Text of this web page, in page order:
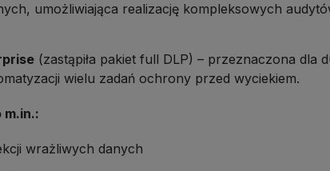
umożliwiająca realizację kompleksowych
(zastąpiła pakiet full DLP) – przeznaczona dla
wielu zadań ochrony przed wyciekiem.
m.in.:
wrażliwych danych